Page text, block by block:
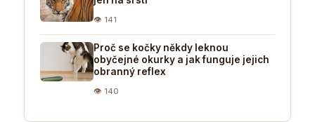
👁 141
Proč se kočky někdy leknou
obyčejné okurky a jak funguje jejich
obranný reflex
👁 140